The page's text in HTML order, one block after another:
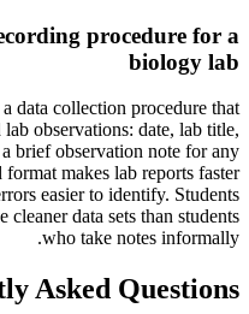
procedure for a
biology lab
data collection procedure that
observations: date, lab title,
brief observation note for any
makes lab reports faster
easier to identify. Students
data sets than students
who take notes informally.
Asked Questions